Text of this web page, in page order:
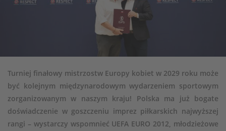
Turniej finałowy mistrzostw Europy kobiet w 2029 roku może
być kolejnym międzynarodowym wydarzeniem sportowym
zorganizowanym w naszym kraju! Polska ma już bogate
doświadczenie w goszczeniu imprez piłkarskich najwyższej
rangi – wystarczy wspomnieć UEFA EURO 2012, młodzieżowe